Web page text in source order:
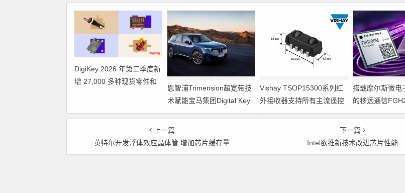
DigiKey 2026 年第二季度新
增 27,000 多种现货零件和
恩智浦Trimension超宽带技
术赋能宝马集团Digital Key
Plus及生命体存在检测功能
Vishay TSOP15300系列红
外接收器支持所有主流遥控
代码
搭载摩尔斯微电
的移远通信
HaLow模组 现
际认证 可投入量
上一篇
英特尔开发浮体效应晶体管 增加芯片缓存量
下一篇
Intel欲推新技术改进芯片性能